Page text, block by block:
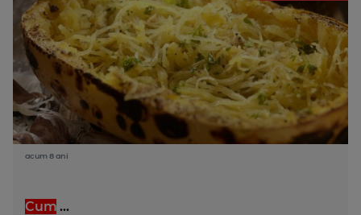
acum 8 ani
Cum ...